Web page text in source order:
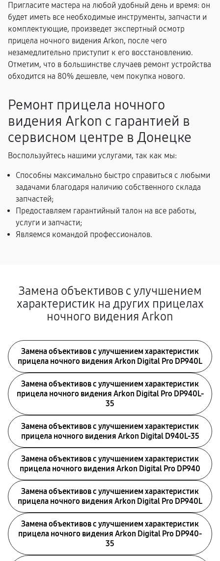
Пригласите мастера на любой удобный день и время: он
будет иметь все необходимые инструменты, запчасти и
комплектующие, произведет экспертный осмотр
прицела ночного видения Arkon, после чего
незамедлительно приступит к его восстановлению.
Отметим, что в большинстве случаев ремонт устройства
обходится на 80% дешевле, чем покупка нового.
Ремонт прицела ночного
видения Arkon с гарантией в
сервисном центре в Донецке
Воспользуйтесь нашими услугами, так как мы:
Способны максимально быстро справиться с любыми
задачами благодаря наличию собственного склада
запчастей;
Предоставляем гарантийный талон на все работы,
услуги и запчасти;
Являемся командой профессионалов.
Замена объективов с улучшением
характеристик на других прицелах
ночного видения Arkon
Замена объективов с улучшением характеристик
прицела ночного видения Arkon Digital Pro DP940L
Замена объективов с улучшением характеристик
прицела ночного видения Arkon Digital Pro DP940L-
35
Замена объективов с улучшением характеристик
прицела ночного видения Arkon Digital D940L-35
Замена объективов с улучшением характеристик
прицела ночного видения Arkon Digital Pro DP940
Замена объективов с улучшением характеристик
прицела ночного видения Arkon Digital Pro DP940L
Замена объективов с улучшением характеристик
прицела ночного видения Arkon Digital Pro DP940-
35